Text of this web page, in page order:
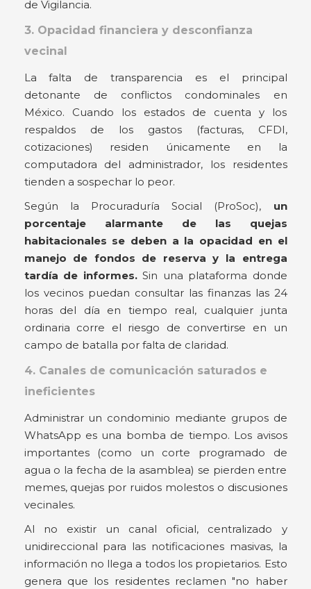
de Vigilancia.
3. Opacidad financiera y desconfianza
vecinal
La falta de transparencia es el principal
detonante de conflictos condominales en
México. Cuando los estados de cuenta y los
respaldos de los gastos (facturas, CFDI,
cotizaciones) residen únicamente en la
computadora del administrador, los residentes
tienden a sospechar lo peor.
Según la Procuraduría Social (ProSoc), un
porcentaje alarmante de las quejas
habitacionales se deben a la opacidad en el
manejo de fondos de reserva y la entrega
tardía de informes.Sin una plataforma donde
los vecinos puedan consultar las finanzas las 24
horas del día en tiempo real, cualquier junta
ordinaria corre el riesgo de convertirse en un
campo de batalla por falta de claridad.
4. Canales de comunicación saturados e
ineficientes
Administrar un condominio mediante grupos de
WhatsApp es una bomba de tiempo. Los avisos
importantes (como un corte programado de
agua o la fecha de la asamblea) se pierden entre
memes, quejas por ruidos molestos o discusiones
vecinales.
Al no existir un canal oficial, centralizado y
unidireccional para las notificaciones masivas, la
información no llega a todos los propietarios. Esto
genera que los residentes reclamen "no haber